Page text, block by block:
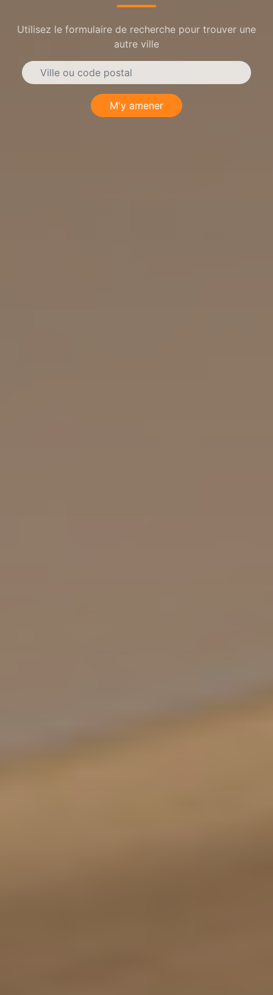
Utilisez le formulaire de recherche pour trouver une
autre ville
M'y amener